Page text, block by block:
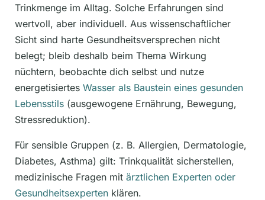
Trinkmenge im Alltag. Solche Erfahrungen sind
wertvoll, aber individuell. Aus wissenschaftlicher
Sicht sind harte Gesundheitsversprechen nicht
belegt; bleib deshalb beim Thema Wirkung
nüchtern, beobachte dich selbst und nutze
energetisiertes Wasser als Baustein eines gesunden
Lebensstils (ausgewogene Ernährung, Bewegung,
Stressreduktion).
Für sensible Gruppen (z. B. Allergien, Dermatologie,
Diabetes, Asthma) gilt: Trinkqualität sicherstellen,
medizinische Fragen mit ärztlichen Experten oder
Gesundheitsexperten klären.